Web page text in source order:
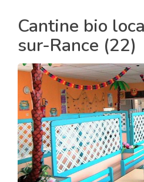
Cantine bio
sur-Rance (22)